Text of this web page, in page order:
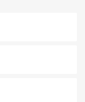
める外せないスポット